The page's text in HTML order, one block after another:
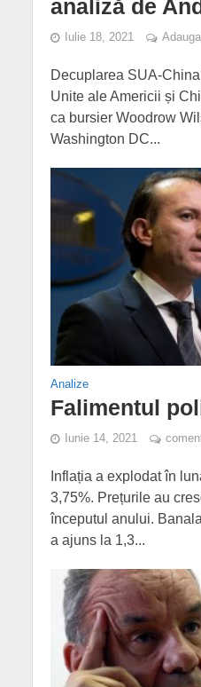
analiză de
Iulie 18, 2021
Decuplarea SUA-
Unite ale Americii și
ca bursier Woodrow
Washington DC...
Analize
Falimentul
Iunie 14, 2021
Inflația a explodat în
3,75%. Prețurile au
începutul anului.
a ajuns la 1,3...